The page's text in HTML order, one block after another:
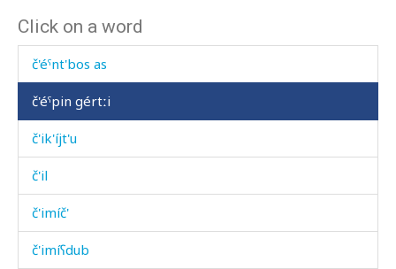
Click on a word
č'éˤnt'bos
č'éˤnt'bos as
č'éˤpin gértːi
č'ik'íjt'u
č'il
č'imíč'
č'imíʕdub